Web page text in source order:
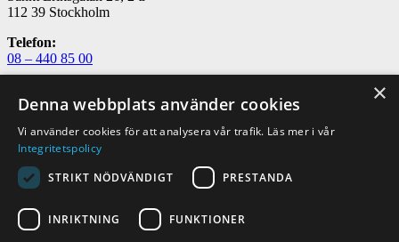
112 39 Stockholm
Telefon:
08 – 440 85 00
utbildning@ptk.se
Om PTK
Kontakta oss
FAQ – vanliga frågor och svar
PTK på LinkedIn
×
Denna webbplats använder cookies
Vi använder cookies för att analysera vår trafik. Läs mer i vår
Integritetspolicy
STRIKT NÖDVÄNDIGT
PRESTANDA
INRIKTNING FUNKTIONER